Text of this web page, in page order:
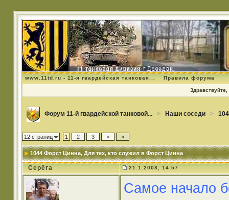
www.11td.ru - 11-я гвардейская танковая... Правила форума
Здравствуйте,
Форум 11-й гвардейской танковой... > Наши соседи >
12 страниц 1 2 3 > »
1044 Форст Цинна, Для тех, кто служил в Форст Цинна
Серёга 21.1.2008, 14:57
Самое начало